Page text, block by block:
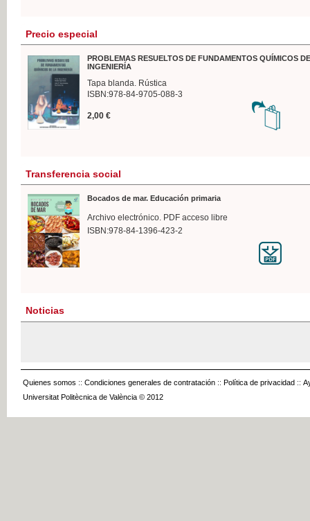
Precio especial
PROBLEMAS RESUELTOS DE FUNDAMENTOS QUÍMICOS
INGENIERÍA
Tapa blanda. Rústica
ISBN:978-84-9705-088-3
2,00 €
Transferencia social
Bocados de mar. Educación primaria
Archivo electrónico. PDF acceso libre
ISBN:978-84-1396-423-2
Noticias
Quienes somos :: Condiciones generales de contratación :: Política de privacidad ::
Universitat Politècnica de València © 2012